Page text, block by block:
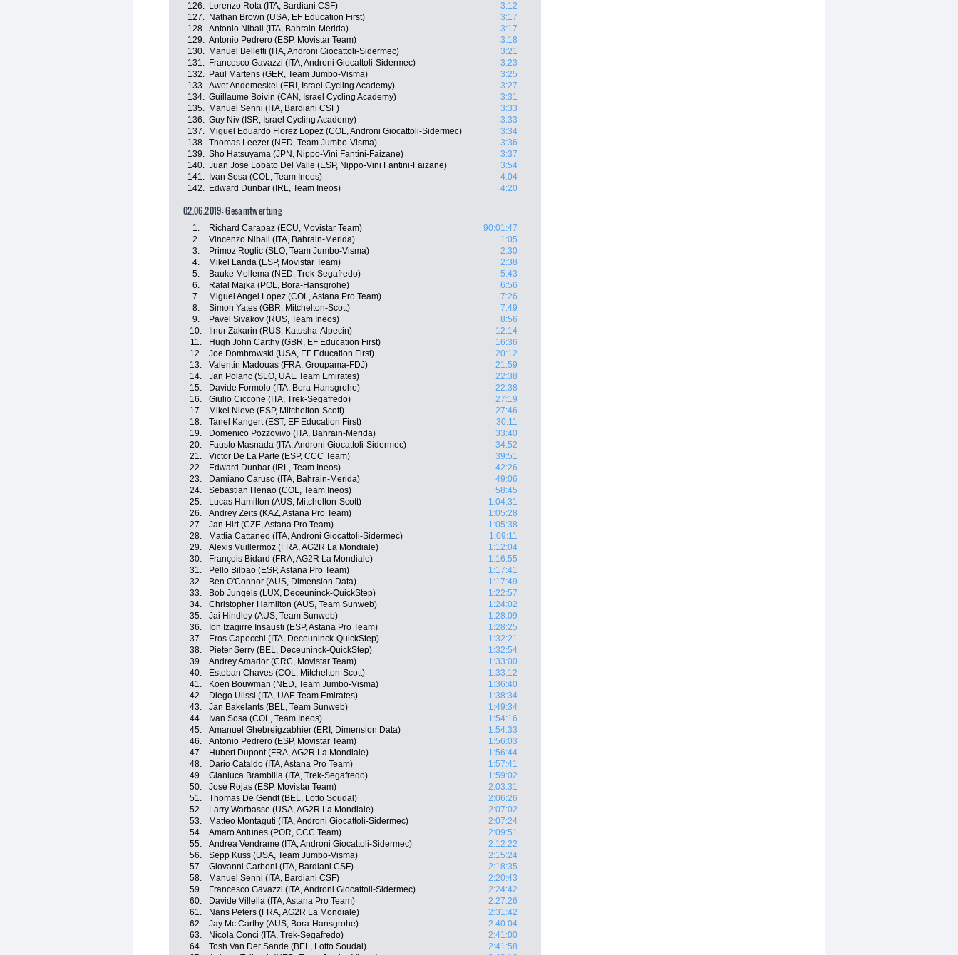
126.
Lorenzo Rota (ITA, Bardiani CSF)
3:12
127.
Nathan Brown (USA, EF Education First)
3:17
128. Antonio Nibali (ITA, Bahrain-Merida)
3:17
129. Antonio Pedrero (ESP, Movistar Team)
3:18
130.
Manuel Belletti (ITA, Androni Giocattoli-Sidermec)
3:21
131.
Francesco Gavazzi (ITA, Androni Giocattoli-Sidermec)
3:23
132.
Paul Martens (GER, Team Jumbo-Visma)
3:25
133. Awet Andemeskel (ERI, Israel Cycling Academy)
3:27
134. Guillaume Boivin (CAN, Israel Cycling Academy)
3:31
135.
Manuel Senni (ITA, Bardiani CSF)
3:33
136. Guy Niv (ISR, Israel Cycling Academy)
3:33
137.
Miguel Eduardo Florez Lopez (COL, Androni Giocattoli-Sidermec)
3:34
138. Thomas Leezer (NED, Team Jumbo-Visma)
3:36
139. Sho Hatsuyama (JPN, Nippo-Vini Fantini-Faizane)
3:37
140. Juan Jose Lobato Del Valle (ESP, Nippo-Vini Fantini-Faizane)
3:54
141.
Ivan Sosa (COL, Team Ineos)
4:04
142.
Edward Dunbar (IRL, Team Ineos) 4:20
02.06.2019: Gesamtwertung
1. Richard Carapaz (ECU, Movistar Team)
90:01:47
2.
Vincenzo Nibali (ITA, Bahrain-Merida)
1:05
3.
Primoz Roglic (SLO, Team Jumbo-Visma)
2:30
4.
Mikel Landa (ESP, Movistar Team)
2:38
5.
Bauke Mollema (NED, Trek-Segafredo)
5:43
6.
Rafal Majka (POL, Bora-Hansgrohe)
6:56
7.
Miguel Angel Lopez (COL, Astana Pro Team)
7:26
8.
Simon Yates (GBR, Mitchelton-Scott)
7:49
9.
Pavel Sivakov (RUS, Team Ineos)
8:56
10.
Ilnur Zakarin (RUS, Katusha-Alpecin)
12:14
11.
Hugh John Carthy (GBR, EF Education First)
16:36
12.
Joe Dombrowski (USA, EF Education First)
20:12
13.
Valentin Madouas (FRA, Groupama-FDJ)
21:59
14.
Jan Polanc (SLO, UAE Team Emirates)
22:38
15.
Davide Formolo (ITA, Bora-Hansgrohe)
22:38
16.
Giulio Ciccone (ITA, Trek-Segafredo)
27:19
17.
Mikel Nieve (ESP, Mitchelton-Scott)
27:46
18.
Tanel Kangert (EST, EF Education First)
30:11
19.
Domenico Pozzovivo (ITA, Bahrain-Merida)
33:40
20.
Fausto Masnada (ITA, Androni Giocattoli-Sidermec)
34:52
21.
Victor De La Parte (ESP, CCC Team)
39:51
22.
Edward Dunbar (IRL, Team Ineos)
42:26
23.
Damiano Caruso (ITA, Bahrain-Merida)
49:06
24.
Sebastian Henao (COL, Team Ineos)
58:45
25.
Lucas Hamilton (AUS, Mitchelton-Scott)
1:04:31
26.
Andrey Zeits (KAZ, Astana Pro Team)
1:05:28
27.
Jan Hirt (CZE, Astana Pro Team)
1:05:38
28.
Mattia Cattaneo (ITA, Androni Giocattoli-Sidermec)
1:09:11
29.
Alexis Vuillermoz (FRA, AG2R La Mondiale)
1:12:04
30.
François Bidard (FRA, AG2R La Mondiale)
1:16:55
31.
Pello Bilbao (ESP, Astana Pro Team)
1:17:41
32.
Ben O'Connor (AUS, Dimension Data)
1:17:49
33.
Bob Jungels (LUX, Deceuninck-QuickStep)
1:22:57
34.
Christopher Hamilton (AUS, Team Sunweb)
1:24:02
35.
Jai Hindley (AUS, Team Sunweb)
1:28:09
36.
Ion Izagirre Insausti (ESP, Astana Pro Team)
1:28:25
37.
Eros Capecchi (ITA, Deceuninck-QuickStep)
1:32:21
38.
Pieter Serry (BEL, Deceuninck-QuickStep)
1:32:54
39.
Andrey Amador (CRC, Movistar Team)
1:33:00
40.
Esteban Chaves (COL, Mitchelton-Scott)
1:33:12
41.
Koen Bouwman (NED, Team Jumbo-Visma)
1:36:40
42.
Diego Ulissi (ITA, UAE Team Emirates)
1:38:34
43.
Jan Bakelants (BEL, Team Sunweb)
1:49:34
44.
Ivan Sosa (COL, Team Ineos)
1:54:16
45.
Amanuel Ghebreigzabhier (ERI, Dimension Data)
1:54:33
46.
Antonio Pedrero (ESP, Movistar Team)
1:56:03
47.
Hubert Dupont (FRA, AG2R La Mondiale)
1:56:44
48.
Dario Cataldo (ITA, Astana Pro Team)
1:57:41
49.
Gianluca Brambilla (ITA, Trek-Segafredo)
1:59:02
50.
José Rojas (ESP, Movistar Team)
2:03:31
51.
Thomas De Gendt (BEL, Lotto Soudal)
2:06:26
52.
Larry Warbasse (USA, AG2R La Mondiale)
2:07:02
53.
Matteo Montaguti (ITA, Androni Giocattoli-Sidermec)
2:07:24
54.
Amaro Antunes (POR, CCC Team)
2:09:51
55.
Andrea Vendrame (ITA, Androni Giocattoli-Sidermec)
2:12:22
56.
Sepp Kuss (USA, Team Jumbo-Visma)
2:15:24
57.
Giovanni Carboni (ITA, Bardiani CSF)
2:18:35
58.
Manuel Senni (ITA, Bardiani CSF)
2:20:43
59.
Francesco Gavazzi (ITA, Androni Giocattoli-Sidermec)
2:24:42
60.
Davide Villella (ITA, Astana Pro Team)
2:27:26
61.
Nans Peters (FRA, AG2R La Mondiale)
2:31:42
62.
Jay Mc Carthy (AUS, Bora-Hansgrohe)
2:40:04
63.
Nicola Conci (ITA, Trek-Segafredo)
2:41:00
64.
Tosh Van Der Sande (BEL, Lotto Soudal)
2:41:58